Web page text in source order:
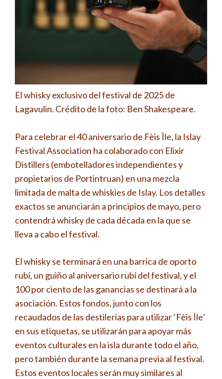
El whisky exclusivo del festival de 2025 de
Lagavulin. Crédito de la foto: Ben Shakespeare.
Para celebrar el 40 aniversario de Fèis Ìle, la Islay
Festival Association ha colaborado con Elixir
Distillers (embotelladores independientes y
propietarios de Portintruan) en una mezcla
limitada de malta de whiskies de Islay. Los detalles
exactos se anunciarán a principios de mayo, pero
contendrá whisky de cada década en la que se
lleva a cabo el festival.
El whisky se terminará en una barrica de oporto
rubí, un guiño al aniversario rubí del festival, y el
100 por ciento de las ganancias se destinará a la
asociación. Estos fondos, junto con los
recaudados de las destilerías para utilizar ‘Fèis Ìle’
en sus etiquetas, se utilizarán para apoyar más
eventos culturales en la isla durante todo el año,
pero también durante la semana previa al festival.
Estos eventos locales serán muy similares al